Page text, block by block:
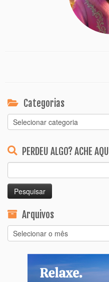
Categorias
Categorias
PERDEU ALGO? ACHE AQUI
por:
Arquivos
Arquivos